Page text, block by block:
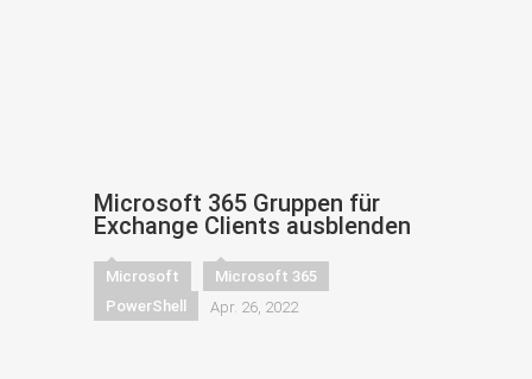
Microsoft 365 Gruppen für
Exchange Clients ausblenden
Microsoft
Microsoft 365
PowerShell
Apr. 26, 2022